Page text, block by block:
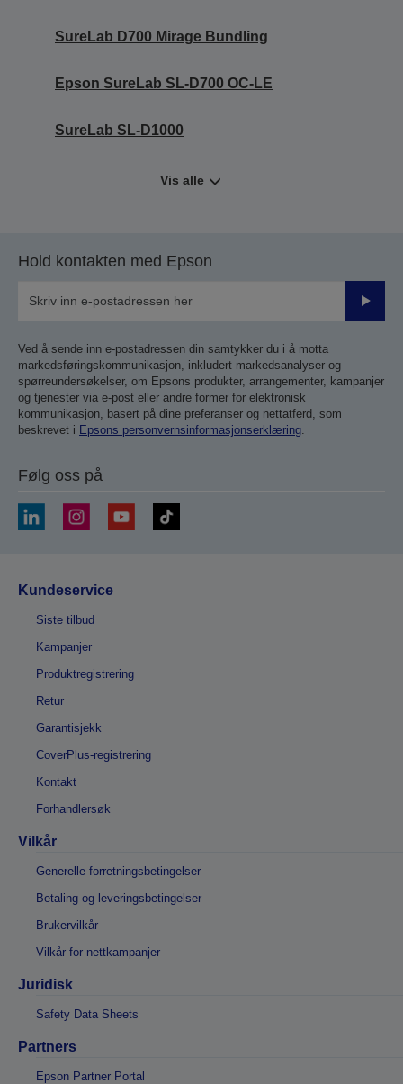
SureLab D700 Mirage Bundling
Epson SureLab SL-D700 OC-LE
SureLab SL-D1000
Vis alle
Hold kontakten med Epson
Send
Ved å sende inn e-postadressen din samtykker du i å motta
markedsføringskommunikasjon, inkludert markedsanalyser og
spørreundersøkelser, om Epsons produkter, arrangementer, kampanjer
og tjenester via e-post eller andre former for elektronisk
kommunikasjon, basert på dine preferanser og nettatferd, som
beskrevet i Epsons personvernsinformasjonserklæring.
Følg oss på
Kundeservice
Siste tilbud
Kampanjer
Produktregistrering
Retur
Garantisjekk
CoverPlus-registrering
Kontakt
Forhandlersøk
Vilkår
Generelle forretningsbetingelser
Betaling og leveringsbetingelser
Brukervilkår
Vilkår for nettkampanjer
Juridisk
Safety Data Sheets
Partners
Epson Partner Portal